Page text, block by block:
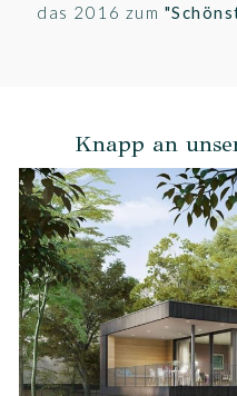
das 2016 zum
Knapp an